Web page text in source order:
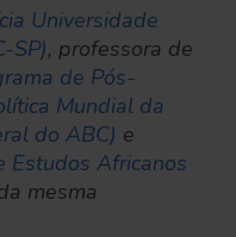
Universidade
SP), professora de
de Pós-
Mundial da
do ABC) e
Estudos Africanos
mesma